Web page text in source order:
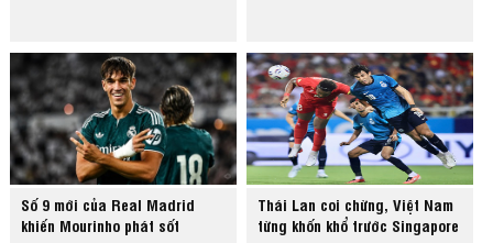
Số 9 mới của Real Madrid
khiến Mourinho phát sốt
Thái Lan coi chừng, Việt Nam
từng khốn khổ trước Singapore